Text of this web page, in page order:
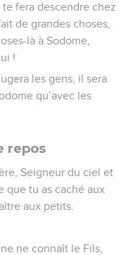
fera descendre chez
de grandes choses,
là à Sodome,
!
les gens, il sera
qu’avec les
repos
Seigneur du ciel et
que tu as caché aux
aux petits.
ne connaît le Fils,